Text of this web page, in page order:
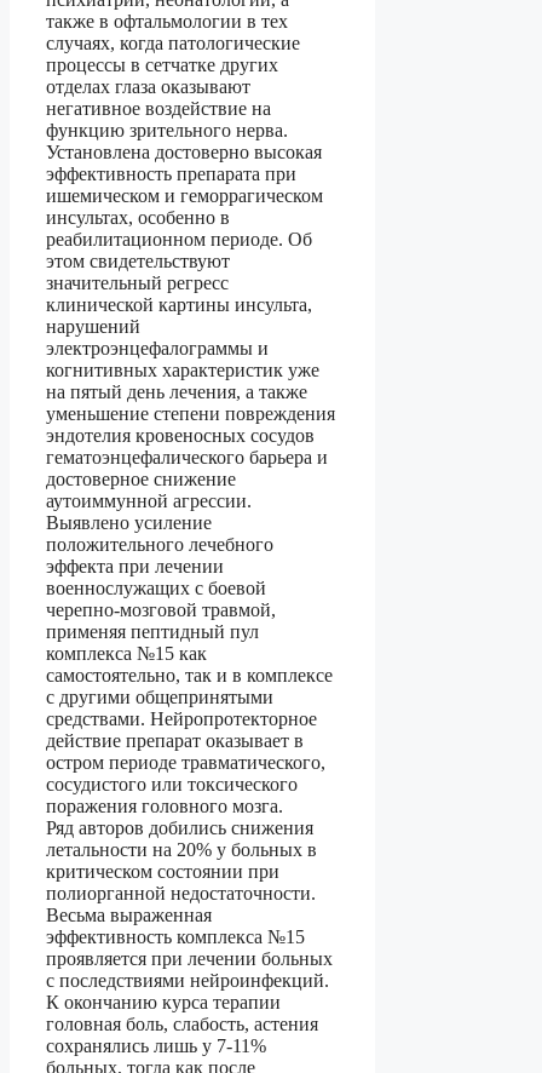
также в офтальмологии в тех
случаях, когда патологические
процессы в сетчатке других
отделах глаза оказывают
негативное воздействие на
функцию зрительного нерва.
Установлена достоверно высокая
эффективность препарата при
ишемическом и геморрагическом
инсультах, особенно в
реабилитационном периоде. Об
этом свидетельствуют
значительный регресс
клинической картины инсульта,
нарушений
электроэнцефалограммы и
когнитивных характеристик уже
на пятый день лечения, а также
уменьшение степени повреждения
эндотелия кровеносных сосудов
гематоэнцефалического барьера и
достоверное снижение
аутоиммунной агрессии.
Выявлено усиление
положительного лечебного
эффекта при лечении
военнослужащих с боевой
черепно-мозговой травмой,
применяя пептидный пул
комплекса №15 как
самостоятельно, так и в комплексе
с другими общепринятыми
средствами. Нейропротекторное
действие препарат оказывает в
остром периоде травматического,
сосудистого или токсического
поражения головного мозга.
Ряд авторов добились снижения
летальности на 20% у больных в
критическом состоянии при
полиорганной недостаточности.
Весьма выраженная
эффективность комплекса №15
проявляется при лечении больных
с последствиями нейроинфекций.
К окончанию курса терапии
головная боль, слабость, астения
сохранялись лишь у 7-11%
больных, тогда как после